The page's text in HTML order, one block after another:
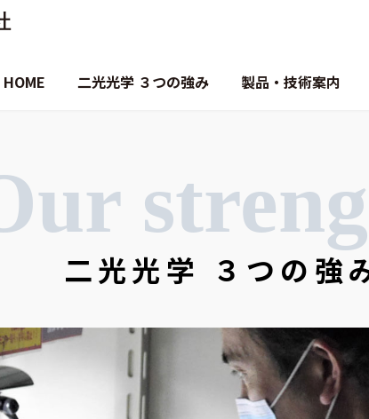
HOME 二光光学 ３つの強み 製品・技術案内
反射防止膜（ARコート）
ハーフミラー
コールドミラー/ホットミラー
アルミミラー/アルミ
銀ミラー（Agミラー）
金ミラー（Auミラー）
透明導電膜 ITO
NDフィルタ
二光光学 ３つの強